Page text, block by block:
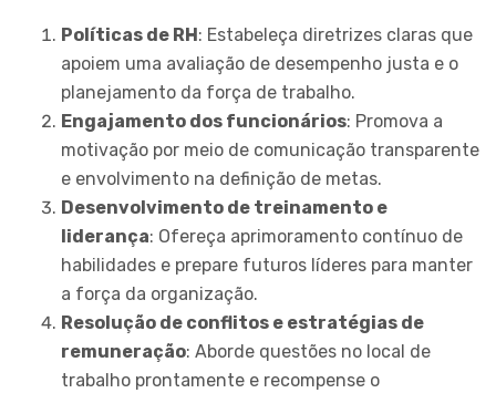
Políticas de RH : Estabeleça diretrizes claras que
apoiem uma avaliação de desempenho justa e o
planejamento da força de trabalho.
Engajamento dos funcionários: Promova a
motivação por meio de comunicação transparente
e envolvimento na definição de metas.
Desenvolvimento de treinamento e
liderança: Ofereça aprimoramento contínuo de
habilidades e prepare futuros líderes para manter
a força da organização.
Resolução de conflitos e estratégias de
remuneração: Aborde questões no local de
trabalho prontamente e recompense o